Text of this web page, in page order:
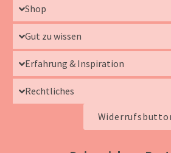
Shop
Gut zu wissen
Erfahrung & Inspiration
Rechtliches